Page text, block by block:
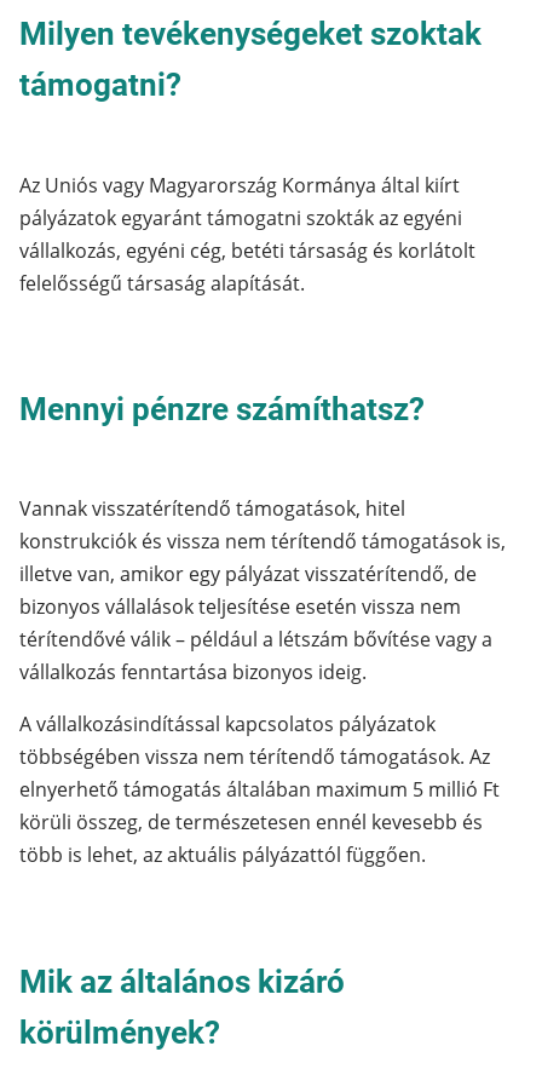
Milyen tevékenységeket szoktak
támogatni?
Az Uniós vagy Magyarország Kormánya által kiírt
pályázatok egyaránt támogatni szokták az egyéni
vállalkozás, egyéni cég, betéti társaság és korlátolt
felelősségű társaság alapítását.
Mennyi pénzre számíthatsz?
Vannak visszatérítendő támogatások, hitel
konstrukciók és vissza nem térítendő támogatások is,
illetve van, amikor egy pályázat visszatérítendő, de
bizonyos vállalások teljesítése esetén vissza nem
térítendővé válik – például a létszám bővítése vagy a
vállalkozás fenntartása bizonyos ideig.
A vállalkozásindítással kapcsolatos pályázatok
többségében vissza nem térítendő támogatások. Az
elnyerhető támogatás általában maximum 5 millió Ft
körüli összeg, de természetesen ennél kevesebb és
több is lehet, az aktuális pályázattól függően.
Mik az általános kizáró
körülmények?